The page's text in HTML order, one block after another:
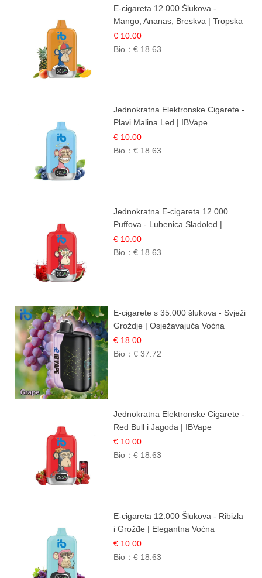
E-cigareta 12.000 Šlukova -
Mango, Ananas, Breskva | Tropska
Voćna Mješavina
€ 10.00
Bio：€ 18.63
Jednokratna Elektronske Cigarete -
Plavi Malina Led | IBVape
€ 10.00
Bio：€ 18.63
Jednokratna E-cigareta 12.000
Puffova - Lubenica Sladoled |
Ljetna Desertna Aroma
€ 10.00
Bio：€ 18.63
E-cigarete s 35.000 šlukova - Svježi
Groždje | Osježavajuća Voćna
Aroma
€ 18.00
Bio：€ 37.72
Jednokratna Elektronske Cigarete -
Red Bull i Jagoda | IBVape
€ 10.00
Bio：€ 18.63
E-cigareta 12.000 Šlukova - Ribizla
i Grožđe | Elegantna Voćna
Kombinacija
€ 10.00
Bio：€ 18.63